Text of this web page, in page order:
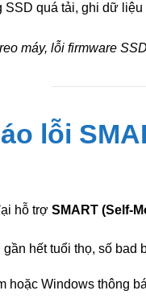
SSD quá tải, ghi dữ liệu
máy, lỗi firmware
lỗi
hỗ trợSMART (Self-
hết tuổi thọ, số bad
hoặc Windows thông